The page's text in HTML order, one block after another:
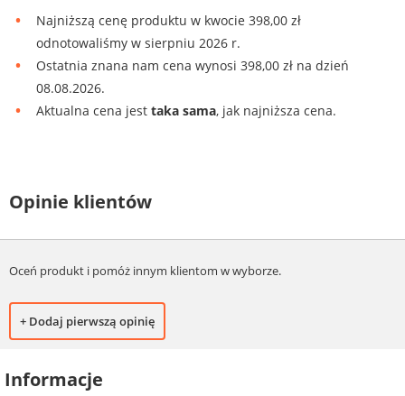
Najniższą cenę produktu w kwocie 398,00 zł
odnotowaliśmy w sierpniu 2026 r.
Ostatnia znana nam cena wynosi 398,00 zł na dzień
08.08.2026.
Aktualna cena jest taka sama, jak najniższa cena.
Opinie klientów
Oceń produkt i pomóż innym klientom w wyborze.
+ Dodaj pierwszą opinię
Informacje